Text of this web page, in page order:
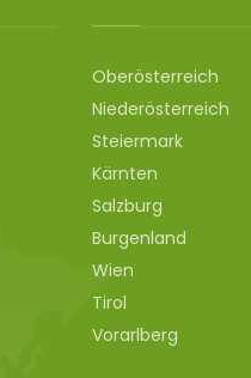
Oberösterreich
Niederösterreich
Steiermark
Kärnten
Salzburg
Burgenland
Wien
Tirol
Vorarlberg